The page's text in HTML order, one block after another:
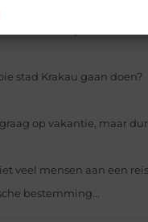
stad Krakau gaan doen?
op vakantie, maar
veel mensen aan een reis
bestemming...